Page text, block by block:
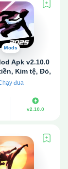
Mods
Apk v2.10.0
Kim tệ, Đỏ,
quảng cáo)
đua
v2.10.0